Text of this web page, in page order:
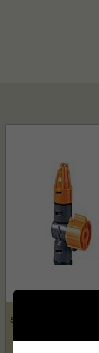
מתז נוי Elgo דגם: 90 מעלות – 5